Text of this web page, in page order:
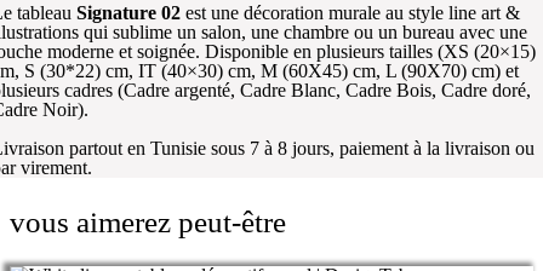
tableau Signature 02 est une décoration murale au style line art &
qui sublime un salon, une chambre ou un bureau avec une
moderne et soignée. Disponible en plusieurs tailles (XS (20×15)
S (30*22) cm, IT (40×30) cm, M (60X45) cm, L (90X70) cm) et
cadres (Cadre argenté, Cadre Blanc, Cadre Bois, Cadre doré,
Noir).
partout en Tunisie sous 7 à 8 jours, paiement à la livraison ou
virement.
vous aimerez peut-être